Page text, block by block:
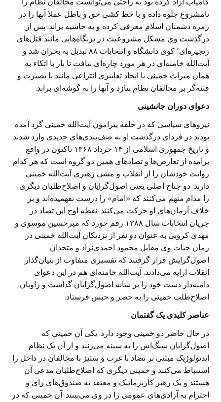
نامشروع جلوه داده و با خط کشی حق و باطل عملا آنها را در
زمره دشمنان اسلام معرفی کرده و به حاشیه براند. پس از
درگذشت وی مشکل مشروعیت در بزنگاه‌هایی مانند قتل‌های
زنجیره‌ای٬ کوی‌ دانشگاه و انتخابات ۸۸ تبدیل به بحران شد و
آیت‌الله خامنه‌ای در هر مورد چاره‌ای نیافت تا باز با اتکاء به
همان میراث خمینی با ایجاد تعابیری انتزاعی مانند با بصیرت و
فتنه‌گر بر مخالفان نظام بتازد و آنها را به گوشه‌ای براند.
دعوای دوران جانشینی
نیروهای سیاسی که در حلقه پیرامون آیت‌الله خمینی گرد آمده
بودند در فردای درگذشت او به صف‌بندی‌های جدیدی وارد شدند
و تاریخ جمهوری اسلامی از ۱۴ خرداد ۱۳۶۸ تاکنون در واقع
برآمده از تعارض‌ها و تضادهای همین دو گروه است که هر کدام
روایت خودشان را از انقلاب و مشی رهبری آیت‌الله خمینی
دارند. دو جناح اصلی یعنی اصول‌گرایان و اصلاح‌طلبان دیگری
را مدام متهم می‌کنند که «‌امام» را درست نفهمیده‌اند و بر
خلاف آرمان‌های او حرکت می‌کنند. نقطه اوج این تضاد در
جریان انتخابات سال ۱۳۸۸ رقم خورد که میرحسین موسوی و
مهدی کروبی به عنوان دو نفر از نزدیکان آیت‌الله خمینی در
زمان حیات وی مقابل محمود احمدی‌نژاد و متحدان
اصول‌گرایش قرار گرفتند که تفسیری متفاوت از بنیان‌گذار
انقلاب ارایه می‌دادند. آیت‌الله خامنه‌ای هم در این دعوای
دامنه‌دار دست خود را بر شانه‌ اصول‌گرایان گذاشت و راویان
اصلاح‌طلب خمینی را به حصر و حبس فرستاد.
عناصر کلیدی یک گفتمان
در حال حاضر دو خمینی وجود دارد. یکی آن خمینی که
اصول‌گرایان سنگ‌اش را به سینه می‌زنند و از آن یک نظام
ایدئولوژیک مبتنی بر تضاد با غرب و ستیز با مخالفان در داخل را
استنباط می‌کنند و خمینی دیگری که اصلاح‌طلبان مدعی آن
هستند و یک رهبر کاریزماتیک و معتقد به صندوق‌های رای و
احترام به آزادی‌های عمومی را در وی می‌بینند. آن خمینی که در